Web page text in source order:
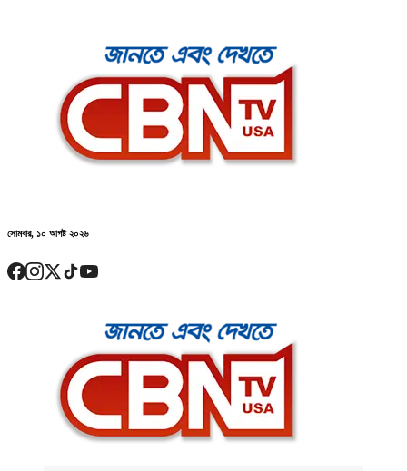
সোমবার, ১০ আগষ্ট ২০২৬